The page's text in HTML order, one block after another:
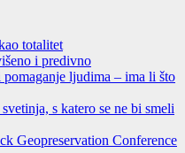
totalitet
i predivno
ljudima – ima li što
s katero se ne bi smeli
Geopreservation Conference